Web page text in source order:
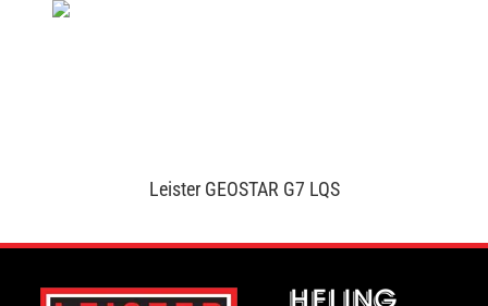
Leister GEOSTAR G7 LQS